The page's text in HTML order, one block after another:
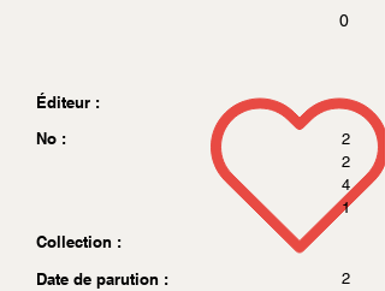
0
Éditeur :
No :
2
2
4
1
Collection :
Date de parution :
2